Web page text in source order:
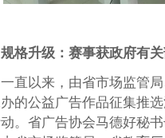
规格升级：赛事获政府有
一直以来，由省市场监管
的公益广告作品征集推
。省广告协会马德好秘